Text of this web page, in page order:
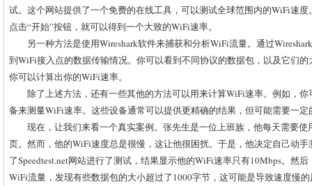
试。这个网站提供了一个免费的在线工具，可以测试全球范围内的WiFi速
点击“开始”按钮，就可以得到一个大致的WiFi速率。
另一种方法是使用Wireshark软件来捕获和分析WiFi流量。通过
到WiFi接入点的数据传输情况。你可以看到不同协议的数据包，以及它们
你可以计算出你的WiFi速率。
除了上述方法，还有一些其他的方法可以用来计算WiFi速率。例如，
备来测量WiFi速率。这些设备通常可以提供更精确的结果，但可能需要一
现在，让我们来看一个真实案例。张先生是一位上班族，他每天需要
页。然而，他的WiFi速度总是很慢，这让他很困扰。于是，他决定自己动
了Speedtest.net网站进行了测试，结果显示他的WiFi速率只有10Mbps。然
WiFi流量，发现有些数据包的大小超过了1000字节，这可能是导致速度慢